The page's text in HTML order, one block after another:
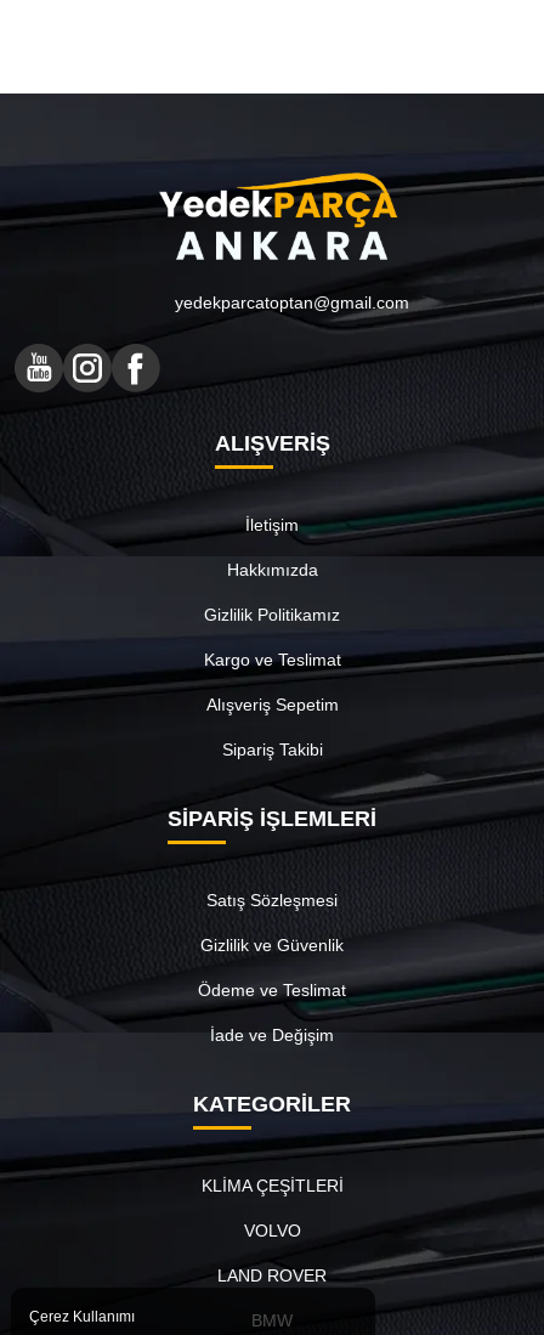
yedekparcatoptan@gmail.com
ALIŞVERİŞ
İletişim
Hakkımızda
Gizlilik Politikamız
Kargo ve Teslimat
Alışveriş Sepetim
Sipariş Takibi
SİPARİŞ İŞLEMLERİ
Satış Sözleşmesi
Gizlilik ve Güvenlik
Ödeme ve Teslimat
İade ve Değişim
KATEGORİLER
KLİMA ÇEŞİTLERİ
VOLVO
LAND ROVER
BMW
Çerez Kullanımı